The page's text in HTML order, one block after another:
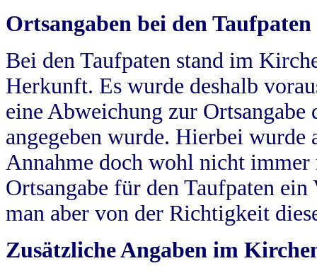
Ortsangaben bei den Taufpaten
Bei den Taufpaten stand im
Herkunft. Es wurde deshalb
eine Abweichung zur
angegeben wurde. Hierbei wurde
Annahme doch wohl nicht
Ortsangabe für den Taufpaten
man aber von der Richtigkeit
Zusätzliche Angaben im